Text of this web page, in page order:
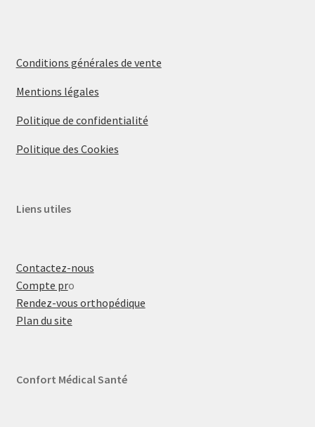
Conditions générales de vente
Mentions légales
Politique de confidentialité
Politique des Cookies
Liens utiles
Contactez-nous
Compte pro
Rendez-vous orthopédique
Plan du site
Confort Médical Santé